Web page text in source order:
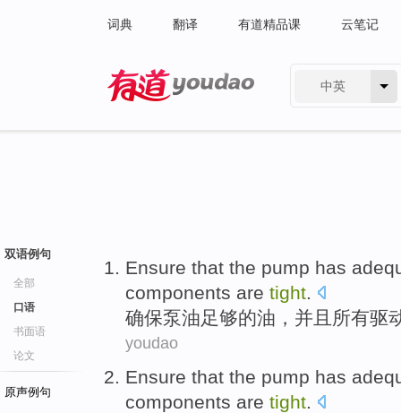
词典 翻译 有道精品课 云笔记
中英
双语例句
全部
口语
书面语
论文
原声例句
Ensure that the pump has
components are tight.
确保泵油足够的油 ， 并且 所有驱
youdao
Ensure that the pump has
components are tight.